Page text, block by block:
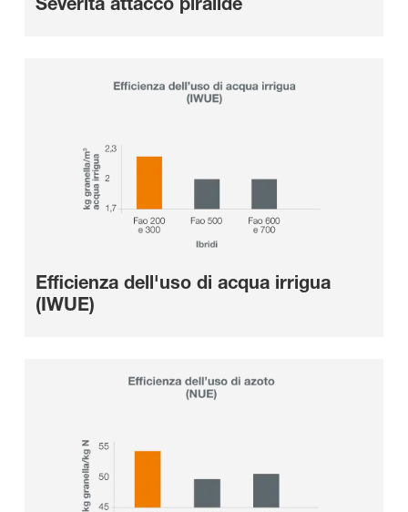
Efficienza dell'uso di acqua irrigua
(IWUE)